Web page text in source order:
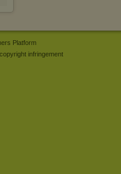
Platform
infringement